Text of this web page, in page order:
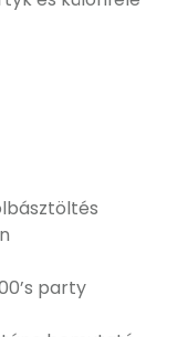
party